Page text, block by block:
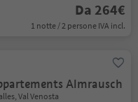
Da 264€
1 notte / 2 persone IVA incl.
Almrausch
Val Venosta